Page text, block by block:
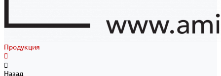
Продукция
Назад